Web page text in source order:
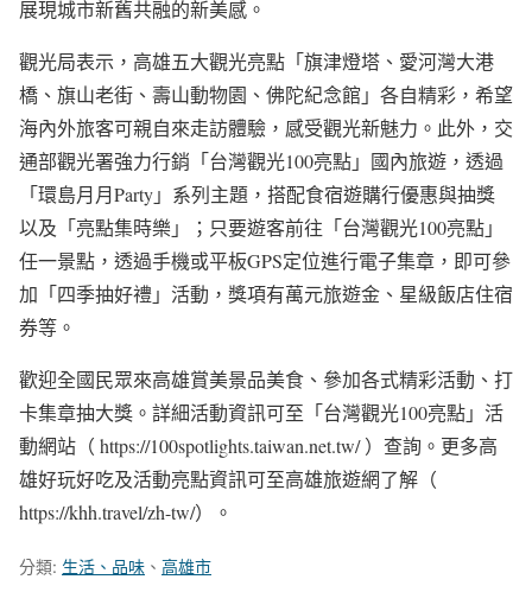
展現城市新舊共融的新美感。
觀光局表示，高雄五大觀光亮點「旗津燈塔、愛河灣大港
橋、旗山老街、壽山動物園、佛陀紀念館」各自精彩，希望
海內外旅客可親自來走訪體驗，感受觀光新魅力。此外，交
通部觀光署強力行銷「台灣觀光100亮點」國內旅遊，透過
「環島月月Party」系列主題，搭配食宿遊購行優惠與抽獎
以及「亮點集時樂」；只要遊客前往「台灣觀光100亮點」
任一景點，透過手機或平板GPS定位進行電子集章，即可參
加「四季抽好禮」活動，獎項有萬元旅遊金、星級飯店住宿
券等。
歡迎全國民眾來高雄賞美景品美食、參加各式精彩活動、打
卡集章抽大獎。詳細活動資訊可至「台灣觀光100亮點」活
動網站（ https://100spotlights.taiwan.net.tw/ ）查詢。更多高
雄好玩好吃及活動亮點資訊可至高雄旅遊網了解（
https://khh.travel/zh-tw/）。
分類: 生活、品味 、 高雄市